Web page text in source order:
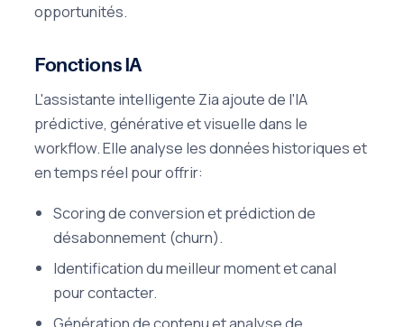
opportunités.
Fonctions IA
L'assistante intelligente Zia ajoute de l'IA
prédictive, générative et visuelle dans le
workflow. Elle analyse les données historiques et
en temps réel pour offrir:
Scoring de conversion et prédiction de
désabonnement (churn).
Identification du meilleur moment et canal
pour contacter.
Génération de contenu et analyse de